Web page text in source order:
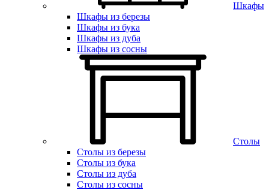
Шкафы
Шкафы из березы
Шкафы из бука
Шкафы из дуба
Шкафы из сосны
Столы
Столы из березы
Столы из бука
Столы из дуба
Столы из сосны